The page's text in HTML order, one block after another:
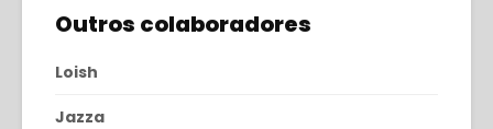
Outros colaboradores
Loish
Jazza